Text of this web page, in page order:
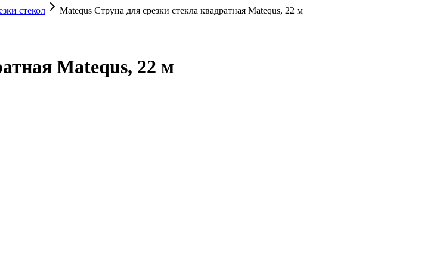
стекол
Matequs Струна для срезки стекла квадратная Matequs, 22 м
Matequs, 22 м